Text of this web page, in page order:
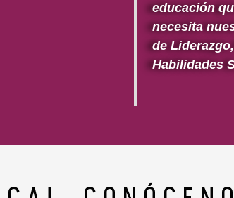
educación
necesita
de
Habilidades